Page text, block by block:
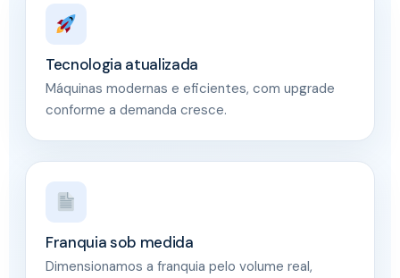
Tecnologia atualizada
Máquinas modernas e eficientes, com upgrade
conforme a demanda cresce.
Franquia sob medida
Dimensionamos a franquia pelo volume real,